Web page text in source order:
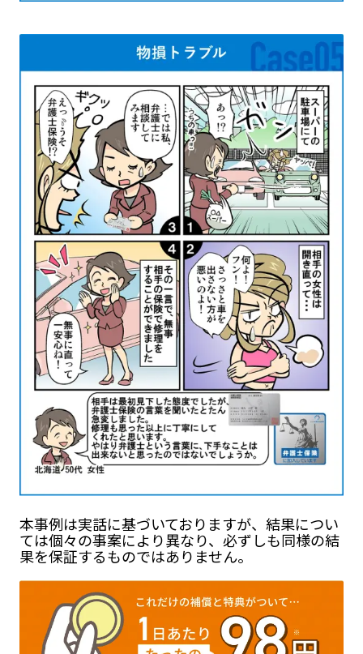
本事例は実話に基づいておりますが、結果につい
ては個々の事案により異なり、必ずしも同様の結
果を保証するものではありません。